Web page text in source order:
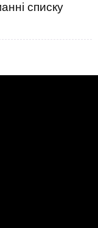
списку